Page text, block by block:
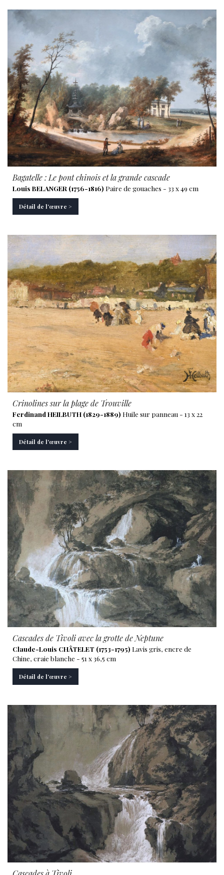
Bagatelle : Le pont chinois et la grande cascade
Louis BELANGER (1756-1816) Paire de gouaches - 33 x 49 cm
Détail de l'œuvre >
Crinolines sur la plage de Trouville
Ferdinand HEILBUTH (1829-1889) Huile sur panneau - 13 x 22
cm
Détail de l'œuvre >
Cascades de Tivoli avec la grotte de Neptune
Claude-Louis CHÂTELET (1753-1795) Lavis gris, encre de
Chine, craie blanche - 51 x 36,5 cm
Détail de l'œuvre >